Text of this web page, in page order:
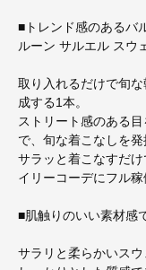
■トレンド感のあるバ
ルーン サルエル スウ
取り入れるだけで旬
成する1本。
ストリート感のある
で、旬な着こなしを発
サラッと着こなすだ
イリーコーデにフル稼
■肌触りのいい素材感
サラリと柔らかいス